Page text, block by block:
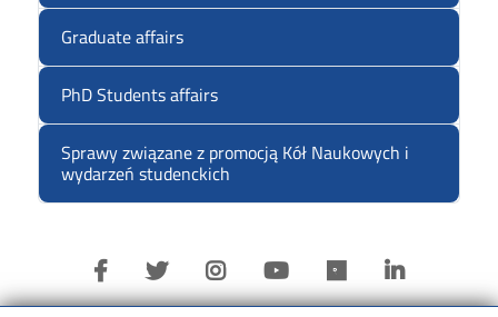
Graduate affairs
PhD Students affairs
Sprawy związane z promocją Kół Naukowych i
wydarzeń studenckich